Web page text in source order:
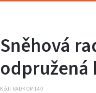
Sněhová
Kód: RADKOM140